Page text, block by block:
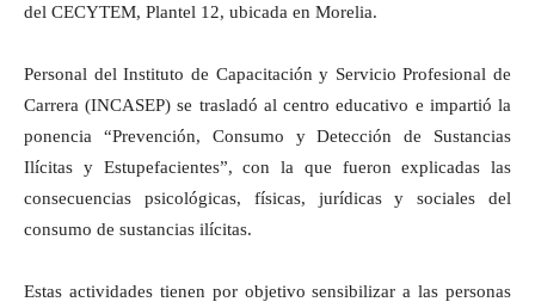
del CECYTEM, Plantel 12, ubicada en Morelia.
Personal del Instituto de Capacitación y Servicio Profesional de
Carrera (INCASEP) se trasladó al centro educativo e impartió la
ponencia “Prevención, Consumo y Detección de Sustancias
Ilícitas y Estupefacientes”, con la que fueron explicadas las
consecuencias psicológicas, físicas, jurídicas y sociales del
consumo de sustancias ilícitas.
Estas actividades tienen por objetivo sensibilizar a las personas